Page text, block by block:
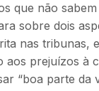
que não
sobre dois
nas tribunas,
aos prejuízos à
“boa parte da